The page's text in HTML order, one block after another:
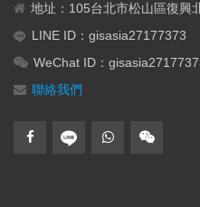
地址：105台北市松山區復興
LINE ID：gisasia27177373
WeChat ID：
聯絡我們